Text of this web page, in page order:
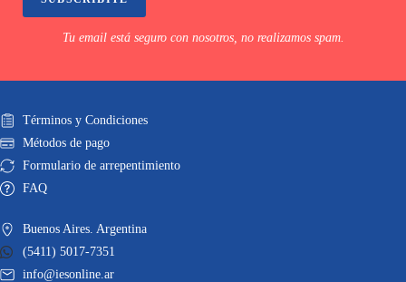
Tu email está seguro con nosotros, no realizamos spam.
Términos y Condiciones
Métodos de pago
Formulario de arrepentimiento
FAQ
Buenos Aires. Argentina
(5411) 5017-7351
info@iesonline.ar